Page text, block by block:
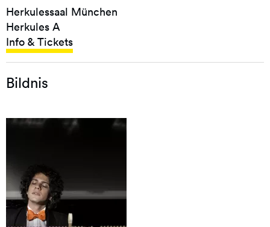
Herkulessaal München
Herkules A
Info & Tickets
Bildnis